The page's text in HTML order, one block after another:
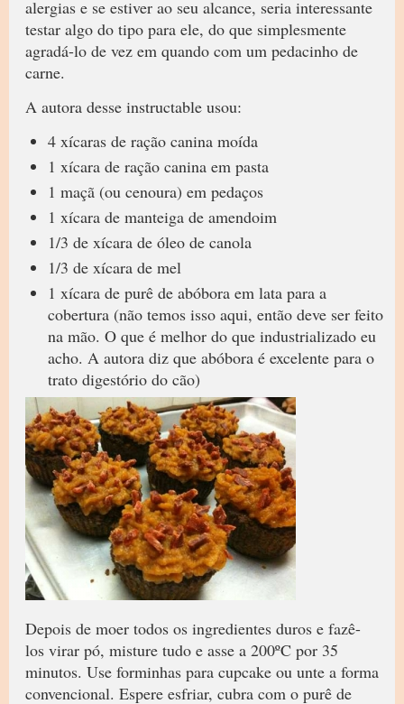
alergias e se estiver ao seu alcance, seria interessante
testar algo do tipo para ele, do que simplesmente
agradá-lo de vez em quando com um pedacinho de
carne.
A autora desse instructable usou:
4 xícaras de ração canina moída
1 xícara de ração canina em pasta
1 maçã (ou cenoura) em pedaços
1 xícara de manteiga de amendoim
1/3 de xícara de óleo de canola
1/3 de xícara de mel
1 xícara de purê de abóbora em lata para a
cobertura (não temos isso aqui, então deve ser feito
na mão. O que é melhor do que industrializado eu
acho. A autora diz que abóbora é excelente para o
trato digestório do cão)
Depois de moer todos os ingredientes duros e fazê-
los virar pó, misture tudo e asse a 200ºC por 35
minutos. Use forminhas para cupcake ou unte a forma
convencional. Espere esfriar, cubra com o purê de